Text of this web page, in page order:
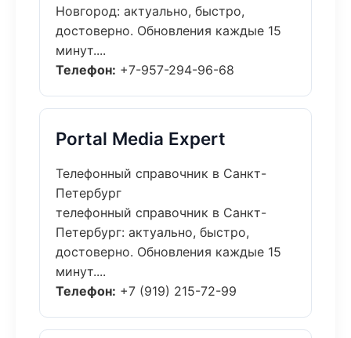
Новгород: актуально, быстро,
достоверно. Обновления каждые 15
минут....
Телефон: +7-957-294-96-68
Portal Media Expert
Телефонный справочник в Санкт-
Петербург
телефонный справочник в Санкт-
Петербург: актуально, быстро,
достоверно. Обновления каждые 15
минут....
Телефон: +7 (919) 215-72-99